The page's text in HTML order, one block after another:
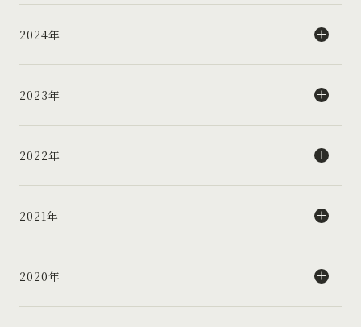
2024年
2023年
2022年
2021年
2020年